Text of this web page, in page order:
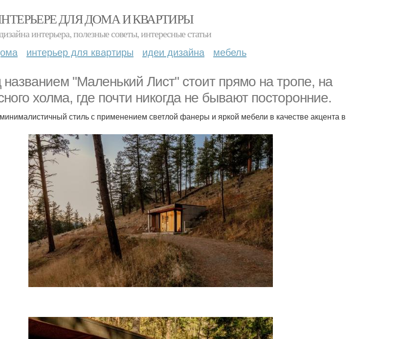
ДЛЯ ДОМА И КВАРТИРЫ
интерьера, полезные советы, интересные статьи
интерьер для квартиры идеи дизайна мебель
"Маленький Лист" стоит прямо на тропе, на
холма, где почти никогда не бывают посторонние.
стиль с применением светлой фанеры и яркой мебели в качестве акцента в